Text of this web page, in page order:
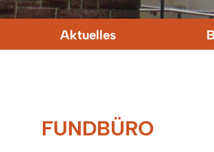
Aktuelles
FUNDBÜRO